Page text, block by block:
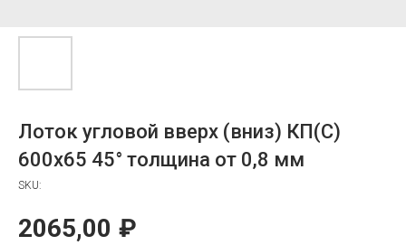
Лоток угловой вверх (вниз) КП(С)
600x65 45° толщина от 0,8 мм
SKU:
2065,00 ₽